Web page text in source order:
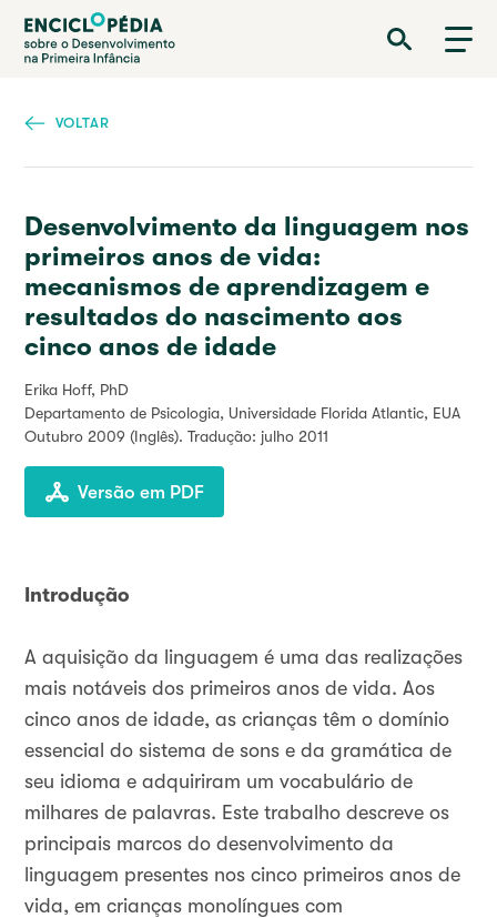
Passar
para
principal
Enciclopédia sobre o Desenvolvimento na Primeira Infância
VOLTAR
Desenvolvimento da linguagem nos
primeiros anos de vida:
mecanismos de aprendizagem e
resultados do nascimento aos
cinco anos de idade
Erika Hoff, PhD
Departamento de Psicologia, Universidade Florida Atlantic, EUA
Outubro 2009 (Inglês). Tradução: julho 2011
Versão em PDF
Introdução
A aquisição da linguagem é uma das realizações
mais notáveis dos primeiros anos de vida. Aos
cinco anos de idade, as crianças têm o domínio
essencial do sistema de sons e da gramática de
seu idioma e adquiriram um vocabulário de
milhares de palavras. Este trabalho descreve os
principais marcos do desenvolvimento da
linguagem presentes nos cinco primeiros anos de
vida, em crianças monolíngues com